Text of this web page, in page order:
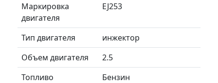
Маркировка
двигателя
EJ253
Тип двигателя
инжектор
Объем двигателя
2.5
Топливо
Бензин